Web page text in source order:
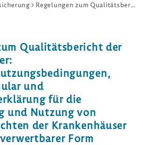
Regelungen zum Qualitätsbericht der Krankenhäuser: Allgemeine Nutzungsbedingungen, Auftragsformular und Datenschutzerklärung für die Bereitstellung und Nutzung von Qualitätsberichten der Krankenhäuser in maschinenverwertbarer Form
Qualitätsbericht der
und
für die
und Nutzung von
der Krankenhäuser
Form